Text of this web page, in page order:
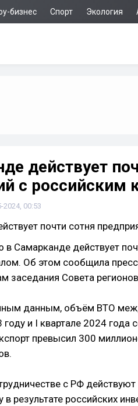
бизнес Спорт Экология
действует
с российским
2024, 00:53
в Самарканде действует
Об этом сообщила
заседания Совета
данным, объём ВТО
и I квартале 2024 года
превысил 300
с РФ
результате российских